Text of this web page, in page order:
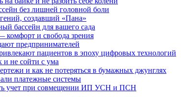
без лишней головной боли
создавший «Пана»
бассейн для вашего сада
и свобода зрения
предпринимателей
пациентов в эпоху цифровых технологий
и не сойти с ума
и как не потеряться в бумажных джунглях
платежные системы
учет при совмещении ИП УСН и ПСН